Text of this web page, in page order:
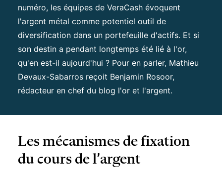
numéro, les équipes de VeraCash évoquent
l'argent métal comme potentiel outil de
diversification dans un portefeuille d'actifs. Et si
son destin a pendant longtemps été lié à l'or,
qu'en est-il aujourd'hui ? Pour en parler, Mathieu
Devaux-Sabarros reçoit Benjamin Rosoor,
rédacteur en chef du blog l'or et l'argent.
Les mécanismes de fixation
du cours de l’argent